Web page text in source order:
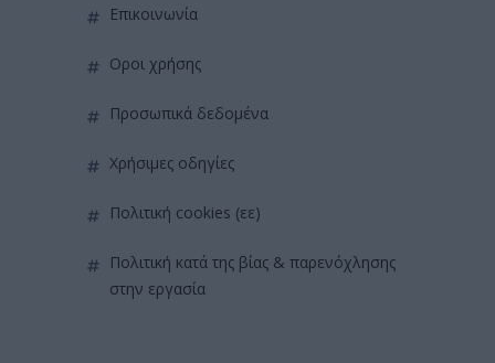
επικοινωνία
όροι χρήσης
προσωπικά δεδομένα
χρήσιμες οδηγίες
πολιτική cookies (εε)
πολιτική κατά της βίας & παρενόχλησης
στην εργασία